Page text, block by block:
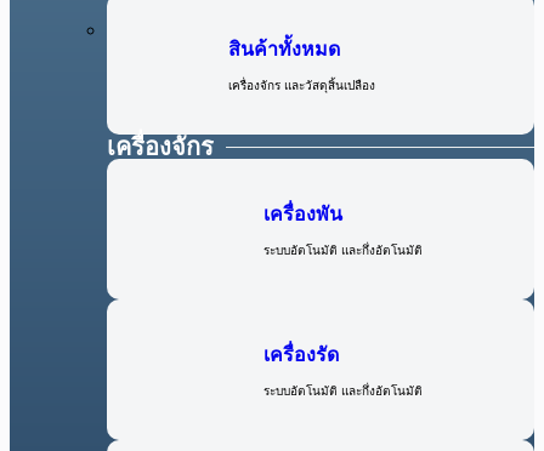
สินค้าทั้งหมด
เครื่องจักร และวัสดุสิ้นเปลือง
เครื่องจักร
เครื่องพัน
ระบบอัตโนมัติ และกึ่งอัตโนมัติ
เครื่องรัด
ระบบอัตโนมัติ และกึ่งอัตโนมัติ